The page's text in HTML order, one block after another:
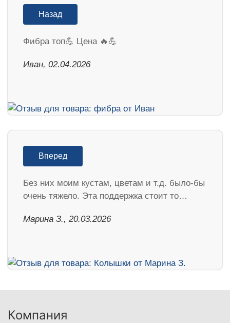
Назад
Фибра топ💪 Цена 🔥💪
Иван, 02.04.2026
Вперед
Без них моим кустам, цветам и т.д. было-бы
очень тяжело. Эта поддержка стоит то…
Марина З., 20.03.2026
Компания